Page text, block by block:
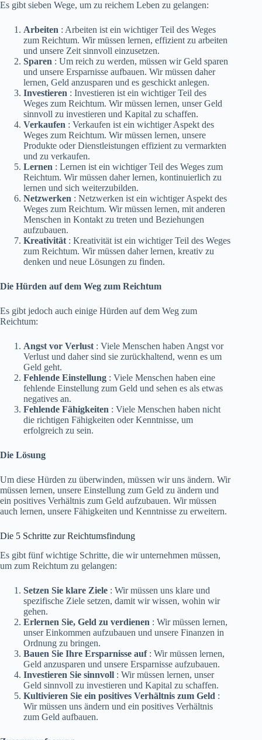
Es gibt sieben Wege, um zu reichem Leben zu gelangen:
Arbeiten : Arbeiten ist ein wichtiger Teil des Weges
zum Reichtum. Wir müssen lernen, effizient zu arbeiten
und unsere Zeit sinnvoll einzusetzen.
Sparen : Um reich zu werden, müssen wir Geld sparen
und unsere Ersparnisse aufbauen. Wir müssen daher
lernen, Geld anzusparen und es geschickt anlegen.
Investieren : Investieren ist ein wichtiger Teil des
Weges zum Reichtum. Wir müssen lernen, unser Geld
sinnvoll zu investieren und Kapital zu schaffen.
Verkaufen : Verkaufen ist ein wichtiger Aspekt des
Weges zum Reichtum. Wir müssen lernen, unsere
Produkte oder Dienstleistungen effizient zu vermarkten
und zu verkaufen.
Lernen : Lernen ist ein wichtiger Teil des Weges zum
Reichtum. Wir müssen daher lernen, kontinuierlich zu
lernen und sich weiterzubilden.
Netzwerken : Netzwerken ist ein wichtiger Aspekt des
Weges zum Reichtum. Wir müssen lernen, mit anderen
Menschen in Kontakt zu treten und Beziehungen
aufzubauen.
Kreativität : Kreativität ist ein wichtiger Teil des Weges
zum Reichtum. Wir müssen daher lernen, kreativ zu
denken und neue Lösungen zu finden.
Die Hürden auf dem Weg zum Reichtum
Es gibt jedoch auch einige Hürden auf dem Weg zum
Reichtum:
Angst vor Verlust : Viele Menschen haben Angst vor
Verlust und daher sind sie zurückhaltend, wenn es um
Geld geht.
Fehlende Einstellung : Viele Menschen haben eine
fehlende Einstellung zum Geld und sehen es als etwas
negatives an.
Fehlende Fähigkeiten : Viele Menschen haben nicht
die richtigen Fähigkeiten oder Kenntnisse, um
erfolgreich zu sein.
Die Lösung
Um diese Hürden zu überwinden, müssen wir uns ändern. Wir
müssen lernen, unsere Einstellung zum Geld zu ändern und
ein positives Verhältnis zum Geld aufzubauen. Wir müssen
auch lernen, unsere Fähigkeiten und Kenntnisse zu erweitern.
Die 5 Schritte zur Reichtumsfindung
Es gibt fünf wichtige Schritte, die wir unternehmen müssen,
um zum Reichtum zu gelangen:
Setzen Sie klare Ziele : Wir müssen uns klare und
spezifische Ziele setzen, damit wir wissen, wohin wir
gehen.
Erlernen Sie, Geld zu verdienen : Wir müssen lernen,
unser Einkommen aufzubauen und unsere Finanzen in
Ordnung zu bringen.
Bauen Sie Ihre Ersparnisse auf : Wir müssen lernen,
Geld anzusparen und unsere Ersparnisse aufzubauen.
Investieren Sie sinnvoll : Wir müssen lernen, unser
Geld sinnvoll zu investieren und Kapital zu schaffen.
Kultivieren Sie ein positives Verhältnis zum Geld :
Wir müssen uns ändern und ein positives Verhältnis
zum Geld aufbauen.